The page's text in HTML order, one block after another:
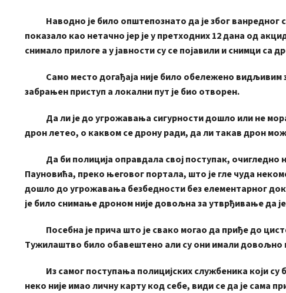
Наводно је било општепознато да је због ванредног
показало као нетачно јер је у претходних 12 дана од
снимало прилоге а у јавности су се појавили и снимци са
Само место догађаја није било обележено видљивим
забрањен приступ а локални пут је био отворен.
Да ли је до угрожавања сигурности дошло или не мора
дрон летео, о каквом се дрону ради, да ли такав дрон
Да би полиција оправдала свој поступак, очигледно
Пауновића, преко његовог портала, што је гле чуда
дошло до угрожавања безбедности без елементарног
је било снимање дроном није довољна за утврђивање да
Посебна је прича што је свако могао да приђе до
Тужилаштво било обавештено али су они имали довољно
Из самог поступања полицијских службеника који су
неко није имао личну карту код себе, види се да је сама